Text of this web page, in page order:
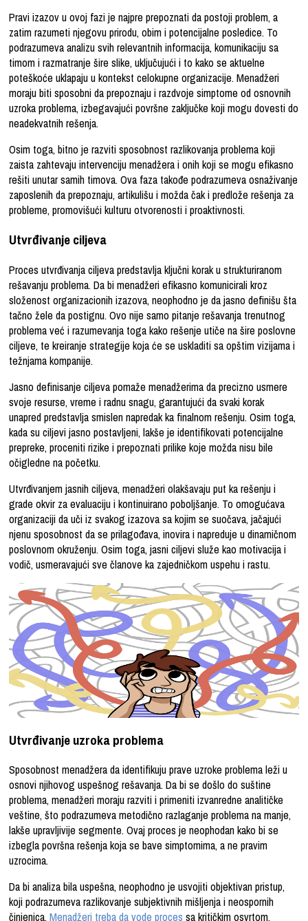
Pravi izazov u ovoj fazi je najpre prepoznati da postoji problem, a
zatim razumeti njegovu prirodu, obim i potencijalne posledice. To
podrazumeva analizu svih relevantnih informacija, komunikaciju sa
timom i razmatranje šire slike, uključujući i to kako se aktuelne
poteškoće uklapaju u kontekst celokupne organizacije. Menadžeri
moraju biti sposobni da prepoznaju i razdvoje simptome od osnovnih
uzroka problema, izbegavajući površne zaključke koji mogu dovesti do
neadekvatnih rešenja.
Osim toga, bitno je razviti sposobnost razlikovanja problema koji
zaista zahtevaju intervenciju menadžera i onih koji se mogu efikasno
rešiti unutar samih timova. Ova faza takođe podrazumeva osnaživanje
zaposlenih da prepoznaju, artikulišu i možda čak i predlože rešenja za
probleme, promovišući kulturu otvorenosti i proaktivnosti.
Utvrđivanje ciljeva
Proces utvrđivanja ciljeva predstavlja ključni korak u strukturiranom
rešavanju problema. Da bi menadžeri efikasno komunicirali kroz
složenost organizacionih izazova, neophodno je da jasno definišu šta
tačno žele da postignu. Ovo nije samo pitanje rešavanja trenutnog
problema već i razumevanja toga kako rešenje utiče na šire poslovne
ciljeve, te kreiranje strategije koja će se uskladiti sa opštim vizijama i
težnjama kompanije.
Jasno definisanje ciljeva pomaže menadžerima da precizno usmere
svoje resurse, vreme i radnu snagu, garantujući da svaki korak
unapred predstavlja smislen napredak ka finalnom rešenju. Osim toga,
kada su ciljevi jasno postavljeni, lakše je identifikovati potencijalne
prepreke, proceniti rizike i prepoznati prilike koje možda nisu bile
očigledne na početku.
Utvrđivanjem jasnih ciljeva, menadžeri olakšavaju put ka rešenju i
grade okvir za evaluaciju i kontinuirano poboljšanje. To omogućava
organizaciji da uči iz svakog izazova sa kojim se suočava, jačajući
njenu sposobnost da se prilagođava, inovira i napreduje u dinamičnom
poslovnom okruženju. Osim toga, jasni ciljevi služe kao motivacija i
vodič, usmeravajući sve članove ka zajedničkom uspehu i rastu.
Utvrđivanje uzroka problema
Sposobnost menadžera da identifikuju prave uzroke problema leži u
osnovi njihovog uspešnog rešavanja. Da bi se došlo do suštine
problema, menadžeri moraju razviti i primeniti izvanredne analitičke
veštine, što podrazumeva metodično razlaganje problema na manje,
lakše upravljivije segmente. Ovaj proces je neophodan kako bi se
izbegla površna rešenja koja se bave simptomima, a ne pravim
uzrocima.
Da bi analiza bila uspešna, neophodno je usvojiti objektivan pristup,
koji podrazumeva razlikovanje subjektivnih mišljenja i neospornih
činjenica.Menadžeri treba da vode proces sa kritičkim osvrtom,